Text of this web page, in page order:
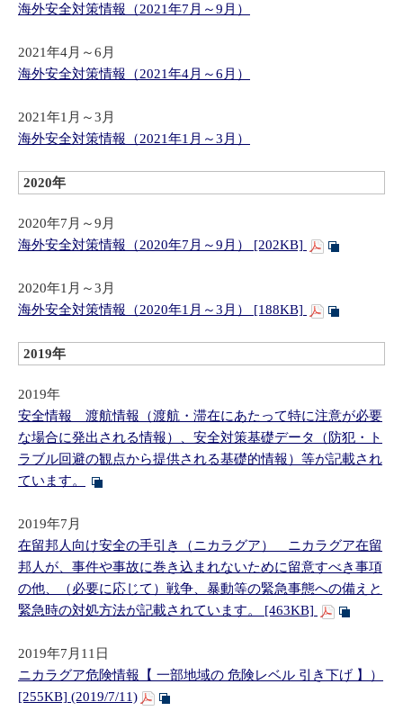
海外安全対策情報（2021年7月～9月）
2021年4月～6月
海外安全対策情報（2021年4月～6月）
2021年1月～3月
海外安全対策情報（2021年1月～3月）
2020年
2020年7月～9月
海外安全対策情報（2020年7月～9月） [202KB]
2020年1月～3月
海外安全対策情報（2020年1月～3月） [188KB]
2019年
2019年
安全情報 渡航情報（渡航・滞在にあたって特に注意が必要
な場合に発出される情報）、安全対策基礎データ（防犯・ト
ラブル回避の観点から提供される基礎的情報）等が記載され
ています。
​2019年7月
在留邦人向け安全の手引き（ニカラグア） ニカラグア在留
邦人が、事件や事故に巻き込まれないために留意すべき事項
の他、（必要に応じて）戦争、暴動等の緊急事態への備えと
緊急時の対処方法が記載されています。 [463KB]
​2019年7月11日
ニカラグア危険情報【 一部地域の 危険レベル 引き下げ 】）
[255KB] (2019/7/11)